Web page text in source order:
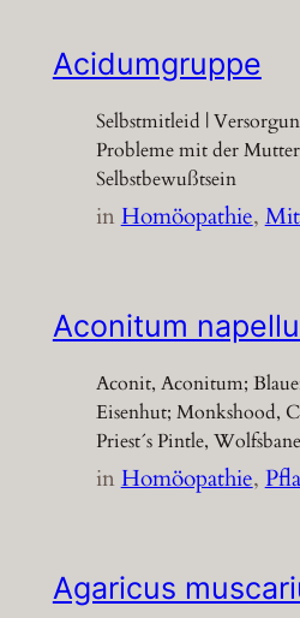
Acidumgruppe
Selbstmitleid |
Probleme mit der
Selbstbewußtsein
inHomöopathie,
Aconitum
Aconit, Aconitum;
Eisenhut; Monkshood,
Priest´s Pintle, Wolfsbane
inHomöopathie,
Agaricus